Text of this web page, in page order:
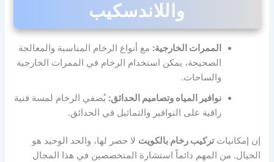
واللاندسكيب
الممرات الخارجية: مع أنواع الرخام المناسبة والمعالجة
الصحيحة، يمكن استخدام الرخام في الممرات الخارجية
والساحات.
نوافير المياه وتصاميم الحدائق: يُضفي الرخام لمسة فنية
راقية على النوافير والتماثيل في الحدائق.
إن إمكانياتتركيب رخام بالكويت لا حصر لها، والحد الوحيد هو
الخيال. من المهم دائماً استشارة المتخصصين في هذا المجال